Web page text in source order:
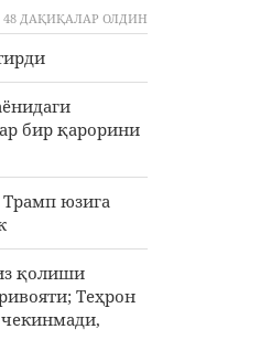
48 ДАҚИҚАЛАР ОЛДИН
бир қарорини
юзига
қолиши
Теҳрон